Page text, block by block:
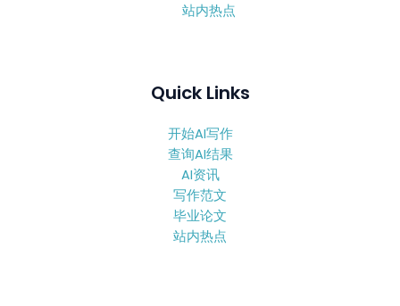
站内热点
Quick Links
开始AI写作
查询AI结果
AI资讯
写作范文
毕业论文
站内热点